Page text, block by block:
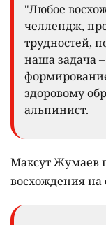
"Любое
челлендж,
трудностей,
наша задача
здоровому
альпинист.
Максут Жумаев
восхождения на